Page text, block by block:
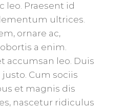
leo. Praesent id
ultrices.
ornare ac,
a enim.
accumsan leo. Duis
Cum sociis
et magnis dis
nascetur ridiculus